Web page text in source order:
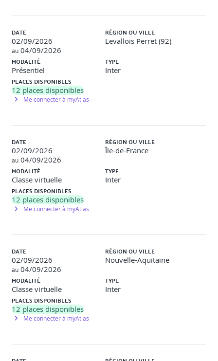
Impacts détaillés du choix d’une offre Cloud
Méthodes Agiles et DevOps dans le contexte du Big Data
Travaux pratiques
Étude détaillée de l’offre d’un éditeur Cloud et de son
(liens avec les sources de données, les transferts de
données, les services d’analyses de données, quelles
performances dans les opérations de lecture/écriture ?
d’analyse de données ? quelle maîtrise de la scalabilité et
de la répartition des noeuds ? quels mécanismes de
tolérance de panne et de reprise après sinistre ? et plus
généralement quelles différences entre administrer un
cluster Hadoop sur Amazon EMR par exemple par rapport
Jour 2
Architectures distribuées et patterns
Problématiques et enjeux d’une architecture distribuée
Des données cohérentes, disponibles et tolérantes aux
DATE
02/09/2026
au 04/09/2026
RÉGION OU VILLE
Levallois Perret (92)
MODALITÉ
Présentiel
TYPE
Inter
PLACES DISPONIBLES
12 places disponibles
Me connecter à myAtlas
DATE
02/09/2026
au 04/09/2026
RÉGION OU VILLE
Île-de-France
MODALITÉ
Classe virtuelle
TYPE
Inter
PLACES DISPONIBLES
12 places disponibles
Me connecter à myAtlas
DATE
02/09/2026
au 04/09/2026
RÉGION OU VILLE
Nouvelle-Aquitaine
MODALITÉ
Classe virtuelle
TYPE
Inter
PLACES DISPONIBLES
12 places disponibles
Me connecter à myAtlas